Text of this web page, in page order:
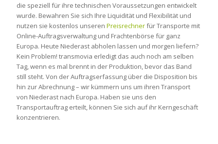
die speziell für ihre technischen Voraussetzungen entwickelt
wurde. Bewahren Sie sich Ihre Liquidität und Flexibilität und
nutzen sie kostenlos unseren Preisrechnerfür Transporte mit
Online-Auftragsverwaltung und Frachtenbörse für ganz
Europa. Heute Niederast abholen lassen und morgen liefern?
Kein Problem! transmovia erledigt das auch noch am selben
Tag, wenn es mal brennt in der Produktion, bevor das Band
still steht. Von der Auftragserfassung über die Disposition bis
hin zur Abrechnung – wir kümmern uns um ihren Transport
von Niederast nach Europa. Haben sie uns den
Transportauftrag erteilt, können Sie sich auf ihr Kerngeschäft
konzentrieren.